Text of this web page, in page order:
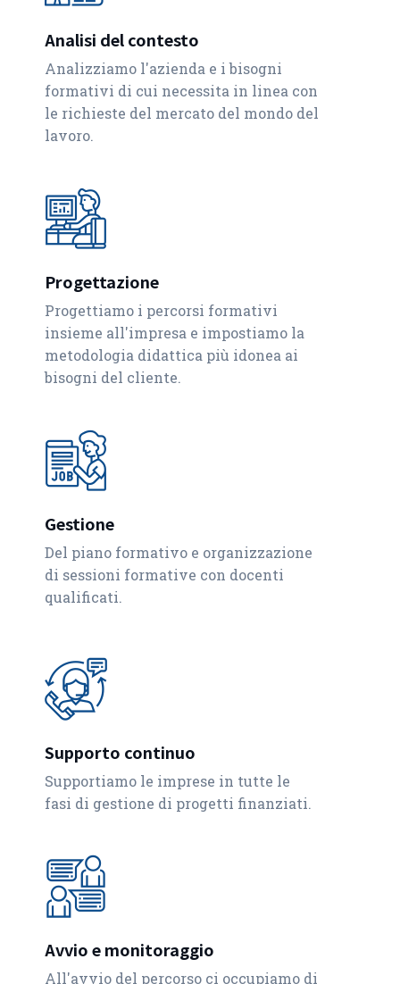
Analisi del contesto
Analizziamo l'azienda e i bisogni
formativi di cui necessita in linea con
le richieste del mercato del mondo del
lavoro.
Progettazione
Progettiamo i percorsi formativi
insieme all'impresa e impostiamo la
metodologia didattica più idonea ai
bisogni del cliente.
Gestione
Del piano formativo e organizzazione
di sessioni formative con docenti
qualificati.
Supporto continuo
Supportiamo le imprese in tutte le
fasi di gestione di progetti finanziati.
Avvio e monitoraggio
All'avvio del percorso ci occupiamo di